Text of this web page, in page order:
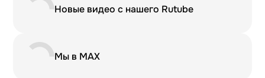
Новые видео с нашего Rutube
Мы в MAX